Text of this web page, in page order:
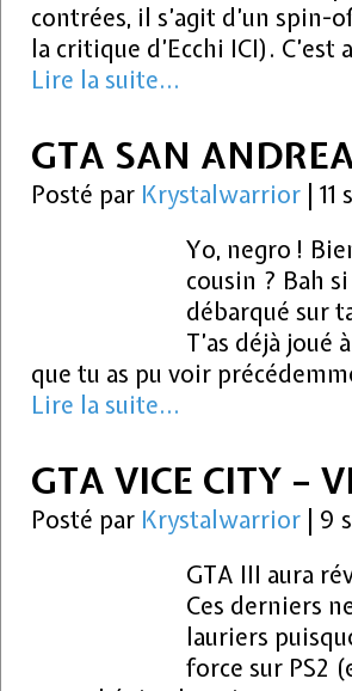
contrées, il s’agit d’un
la critique d’Ecchi ICI).
Lire la suite...
GTA SAN
Posté par Krystalwarrior
11
Yo, negro !
cousin ? Bah si
débarqué sur
T’as déjà joué
que tu as pu voir
Lire la suite...
GTA VICE CITY –
Posté par Krystalwarrior
9
GTA III aura
Ces derniers
lauriers
force sur PS2